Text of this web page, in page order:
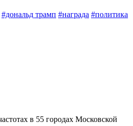
#дональд трамп #награда #политика
в 55 городах Московской